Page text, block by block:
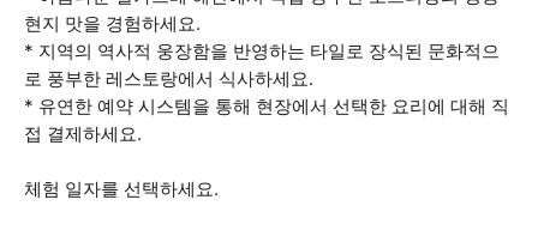
현지 맛을 경험하세요.
* 지역의 역사적 웅장함을 반영하는 타일로 장식된 문화적으
로 풍부한 레스토랑에서 식사하세요.
* 유연한 예약 시스템을 통해 현장에서 선택한 요리에 대해 직
접 결제하세요.
체험 일자를 선택하세요.